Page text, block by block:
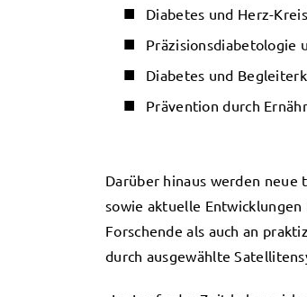
Diabetes und Herz-
Präzisionsdiabetologie
Diabetes und
Prävention durch
Darüber hinaus werden neue
sowie aktuelle
Forschende als auch an
durch ausgewählte